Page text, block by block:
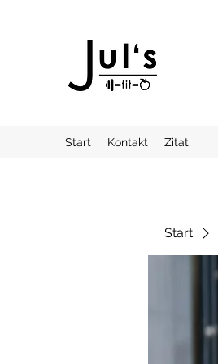
Start Kontakt Zitat
Start